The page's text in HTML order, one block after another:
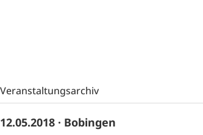
Veranstaltungsarchiv
12.05.2018 · Bobingen